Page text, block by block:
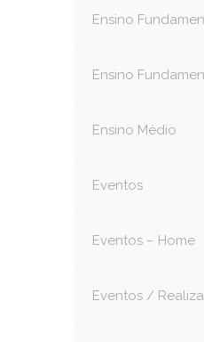
Ensino
Ensino
Ensino Médio
Eventos
Eventos – Home
Eventos /